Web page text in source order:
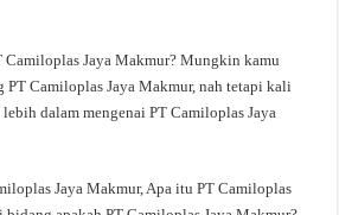
Camiloplas Jaya Makmur? Mungkin kamu
PT Camiloplas Jaya Makmur, nah tetapi kali
dalam mengenai PT Camiloplas Jaya
Jaya Makmur, Apa itu PT Camiloplas